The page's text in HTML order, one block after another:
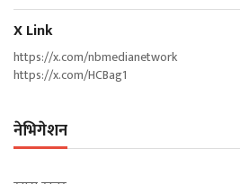
X Link
https://x.com/nbmedianetwork
https://x.com/HCBag1
नेभिगेशन